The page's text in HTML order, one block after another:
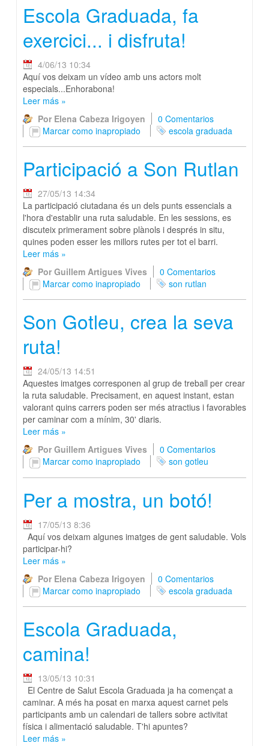
Escola Graduada, fa
exercici... i disfruta!
4/06/13 10:34
Aquí vos deixam un vídeo amb uns actors molt
especials...Enhorabona!
Leer más »
Por Elena Cabeza Irigoyen
0 Comentarios
Marcar como inapropiado
escola graduada
Participació a Son Rutlan
27/05/13 14:34
La participació ciutadana és un dels punts essencials a
l'hora d'establir una ruta saludable. En les sessions, es
discuteix primerament sobre plànols i després in situ,
quines poden esser les millors rutes per tot el barri.
Leer más »
Por Guillem Artigues Vives
0 Comentarios
Marcar como inapropiado
son rutlan
Son Gotleu, crea la seva
ruta!
24/05/13 14:51
Aquestes imatges corresponen al grup de treball per crear
la ruta saludable. Precisament, en aquest instant, estan
valorant quins carrers poden ser més atractius i favorables
per caminar com a mínim, 30' diaris.
Leer más »
Por Guillem Artigues Vives
0 Comentarios
Marcar como inapropiado
son gotleu
Per a mostra, un botó!
17/05/13 8:36
Aquí vos deixam algunes imatges de gent saludable. Vols
participar-hi?
Leer más »
Por Elena Cabeza Irigoyen
0 Comentarios
Marcar como inapropiado
escola graduada
Escola Graduada,
camina!
13/05/13 10:31
El Centre de Salut Escola Graduada ja ha començat a
caminar. A més ha posat en marxa aquest carnet pels
participants amb un calendari de tallers sobre activitat
física i alimentació saludable. T'hi apuntes?
Leer más »